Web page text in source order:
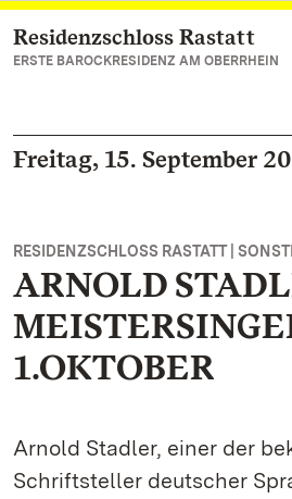
Zum Hauptinhalt springen
Residenzschloss Rastatt
ERSTE BAROCKRESIDENZ AM OBERRHEIN
Freitag, 15. September
RESIDENZSCHLOSS RASTATT |
ARNOLD
1.OKTOBER
Arnold Stadler, einer der
Schriftsteller deutscher